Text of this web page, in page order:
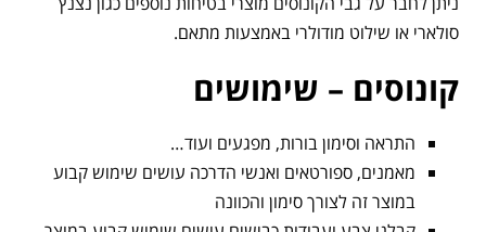
סולארי או שילוט מודולרי באמצעות מתאם.
קונוסים – שימושים
התראה וסימון בורות, מפגעים ועוד…
מאמנים, ספורטאים ואנשי הדרכה עושים שימוש קבוע
במוצר זה לצורך סימון והכוונה